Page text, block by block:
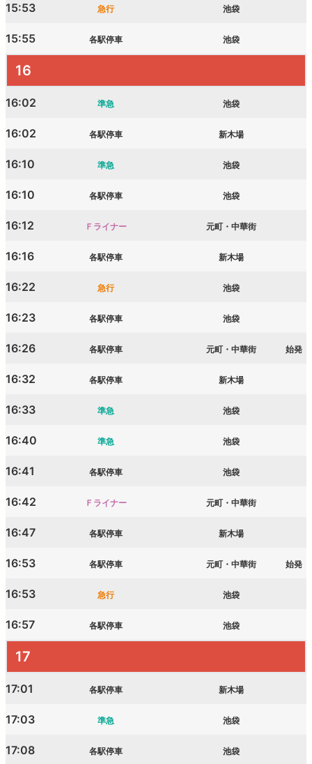
15:53 急行 池袋
15:55 各駅停車 池袋
16
16:02 準急 池袋
16:02 各駅停車 新木場
16:10 準急 池袋
16:10 各駅停車 池袋
16:12 Ｆライナー 元町・中華街
16:16 各駅停車 新木場
16:22 急行 池袋
16:23 各駅停車 池袋
16:26 各駅停車 元町・中華街 始発
16:32 各駅停車 新木場
16:33 準急 池袋
16:40 準急 池袋
16:41 各駅停車 池袋
16:42 Ｆライナー 元町・中華街
16:47 各駅停車 新木場
16:53 各駅停車 元町・中華街 始発
16:53 急行 池袋
16:57 各駅停車 池袋
17
17:01 各駅停車 新木場
17:03 準急 池袋
17:08 各駅停車 池袋